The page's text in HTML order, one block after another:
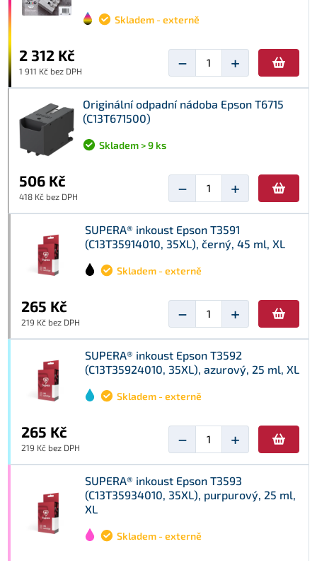
Skladem - externě
2 312 Kč
1 911 Kč bez DPH − +
Originální odpadní nádoba Epson T6715
(C13T671500)
Skladem > 9 ks
506 Kč
418 Kč bez DPH − +
SUPERA® inkoust Epson T3591
(C13T35914010, 35XL), černý, 45 ml, XL
Skladem - externě
265 Kč
219 Kč bez DPH − +
SUPERA® inkoust Epson T3592
(C13T35924010, 35XL), azurový, 25 ml, XL
Skladem - externě
265 Kč
219 Kč bez DPH − +
SUPERA® inkoust Epson T3593
(C13T35934010, 35XL), purpurový, 25 ml,
XL
Skladem - externě